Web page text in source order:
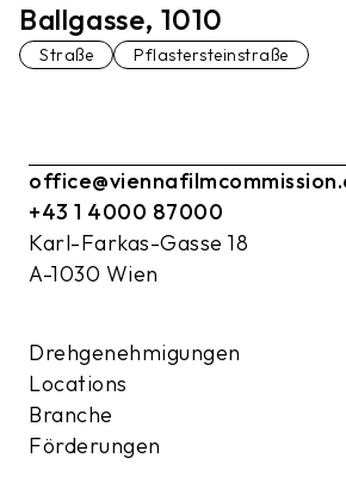
Ballgasse, 1010
Straße Pflastersteinstraße
+43 1 4000 87000
Karl-Farkas-Gasse 18
A-1030 Wien
Drehgenehmigungen
Locations
Branche
Förderungen